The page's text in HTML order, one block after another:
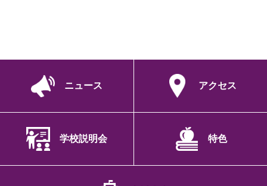
ニュース アクセス
学校説明会 特色